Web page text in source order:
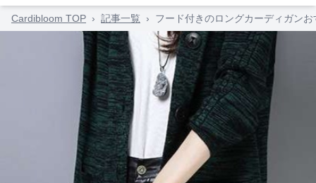
Cardibloom TOP › 記事一覧 › フード付きのロングカーディガン